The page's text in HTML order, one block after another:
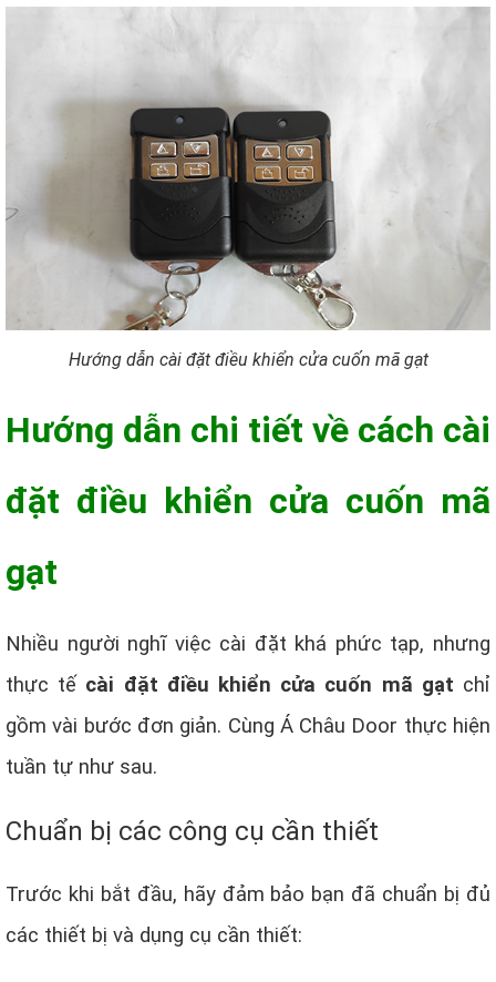
Hướng dẫn cài đặt điều khiển cửa cuốn mã gạt
Hướng dẫn chi tiết về cách cài
đặt điều khiển cửa cuốn mã
gạt
Nhiều người nghĩ việc cài đặt khá phức tạp, nhưng
thực tế cài đặt điều khiển cửa cuốn mã gạt chỉ
gồm vài bước đơn giản. Cùng Á Châu Door thực hiện
tuần tự như sau.
Chuẩn bị các công cụ cần thiết
Trước khi bắt đầu, hãy đảm bảo bạn đã chuẩn bị đủ
các thiết bị và dụng cụ cần thiết: